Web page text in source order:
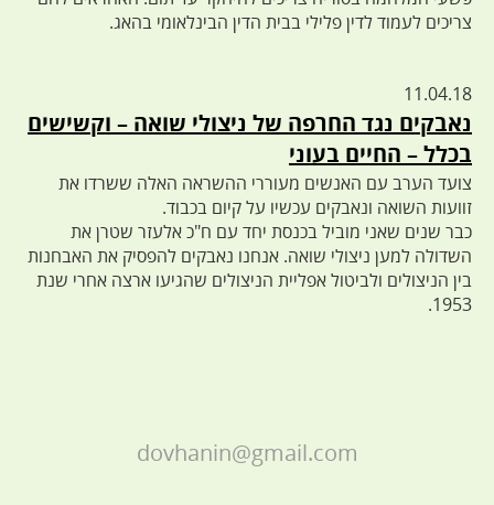
צריכים לעמוד לדין פלילי בבית הדין הבינלאומי בהאג.
11.04.18
נאבקים נגד החרפה של ניצולי שואה – וקשישים
בכלל – החיים בעוני
צועד הערב עם האנשים מעוררי ההשראה האלה ששרדו את
זוועות השואה ונאבקים עכשיו על קיום בכבוד.
כבר שנים שאני מוביל בכנסת יחד עם ח"כ אלעזר שטרן את
השדולה למען ניצולי שואה. אנחנו נאבקים להפסיק את האבחנות
בין הניצולים ולביטול אפליית הניצולים שהגיעו ארצה אחרי שנת
1953.
dovhanin@gmail.com